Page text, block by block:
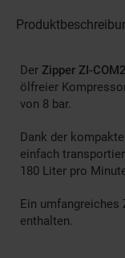
Der Zipper ZI-
ölfreier
von 8 bar.
Dank der
einfach
180 Liter pro
Ein umfangreiches
enthalten.